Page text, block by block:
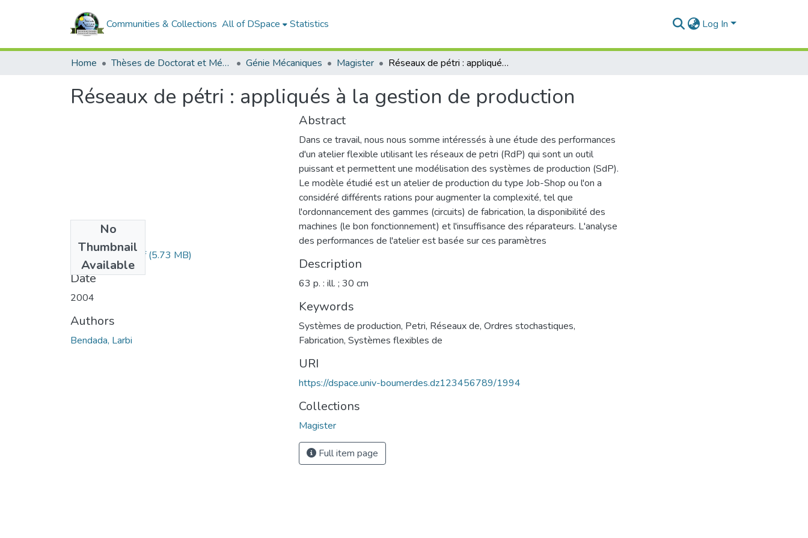
Communities & Collections All of DSpace Statistics Log In
Home Thèses de Doctorat et Mémoires de Magister Génie Mécaniques Magister Réseaux de pétri : appliqués à la gestion de production
Réseaux de pétri : appliqués à la gestion de production
No
Thumbnail
Available
Bendada Larbi.pdf(5.73 MB)
Date
2004
Authors
Bendada, Larbi
Abstract
Dans ce travail, nous nous somme intéressés à une étude des performances
d'un atelier flexible utilisant les réseaux de petri (RdP) qui sont un outil
puissant et permettent une modélisation des systèmes de production (SdP).
Le modèle étudié est un atelier de production du type Job-Shop ou l'on a
considéré différents rations pour augmenter la complexité, tel que
l'ordonnancement des gammes (circuits) de fabrication, la disponibilité des
machines (le bon fonctionnement) et l'insuffisance des réparateurs. L'analyse
des performances de l'atelier est basée sur ces paramètres
Description
63 p. : ill. ; 30 cm
Keywords
Systèmes de production, Petri, Réseaux de, Ordres stochastiques,
Fabrication, Systèmes flexibles de
URI
https://dspace.univ-boumerdes.dz123456789/1994
Collections
Magister
Full item page